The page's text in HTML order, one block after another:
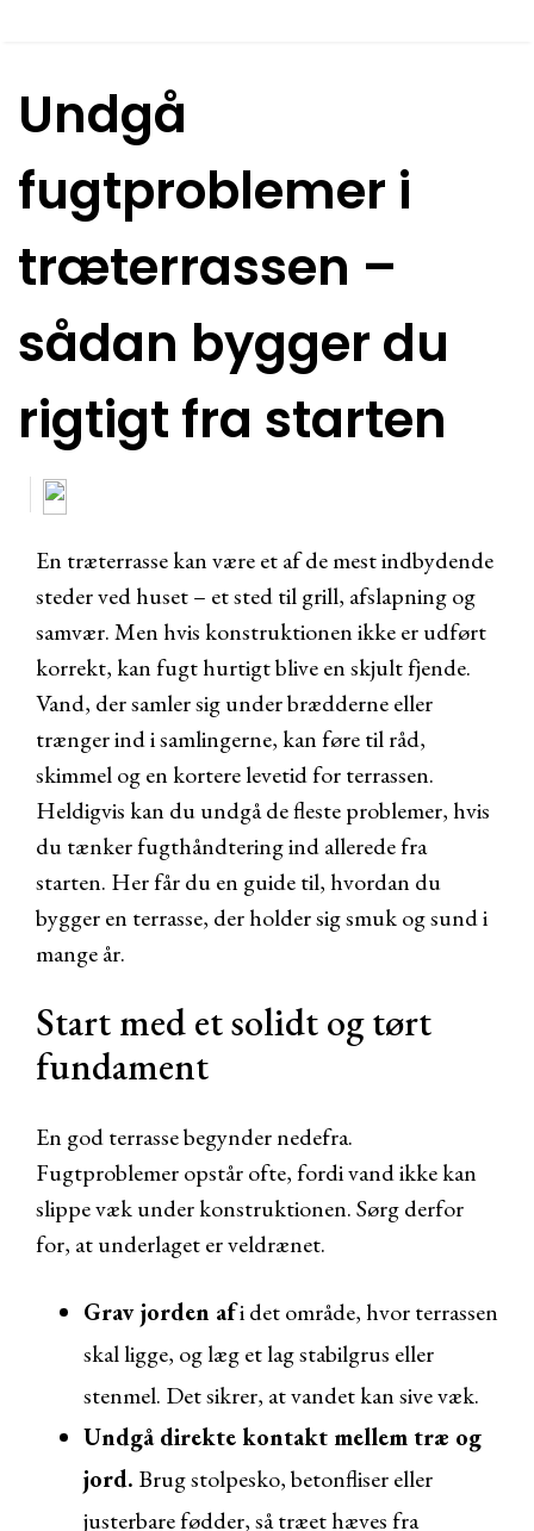
Undgå
fugtproblemer i
træterrassen –
sådan bygger du
rigtigt fra starten
En træterrasse kan være et af de mest indbydende
steder ved huset – et sted til grill, afslapning og
samvær. Men hvis konstruktionen ikke er udført
korrekt, kan fugt hurtigt blive en skjult fjende.
Vand, der samler sig under brædderne eller
trænger ind i samlingerne, kan føre til råd,
skimmel og en kortere levetid for terrassen.
Heldigvis kan du undgå de fleste problemer, hvis
du tænker fugthåndtering ind allerede fra
starten. Her får du en guide til, hvordan du
bygger en terrasse, der holder sig smuk og sund i
mange år.
Start med et solidt og tørt
fundament
En god terrasse begynder nedefra.
Fugtproblemer opstår ofte, fordi vand ikke kan
slippe væk under konstruktionen. Sørg derfor
for, at underlaget er veldrænet.
Grav jorden afi det område, hvor terrassen
skal ligge, og læg et lag stabilgrus eller
stenmel. Det sikrer, at vandet kan sive væk.
Undgå direkte kontakt mellem træ og
jord. Brug stolpesko, betonfliser eller
justerbare fødder, så træet hæves fra